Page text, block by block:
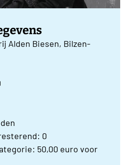
Alden Biesen, Bilzen-
0
50,00 euro voor